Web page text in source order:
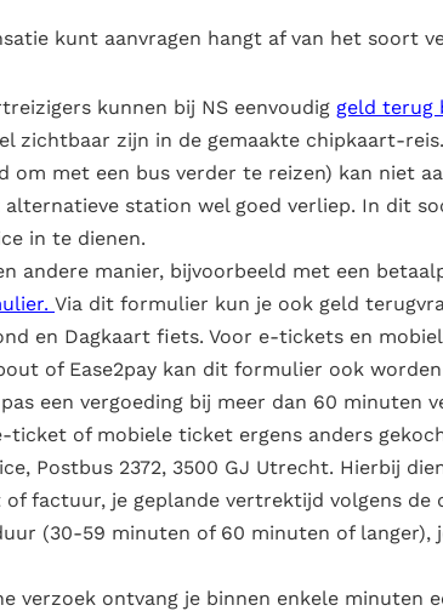
kunt aanvragen hangt af van het soort
kunnen bij NS eenvoudig geld terug
zichtbaar zijn in de gemaakte chipkaart-
om met een bus verder te reizen) kan niet
alternatieve station wel goed verliep. In dit
in te dienen.
andere manier, bijvoorbeeld met een
. Via dit formulier kun je ook geld
en Dagkaart fiets. Voor e-tickets en
of Ease2pay kan dit formulier ook
een vergoeding bij meer dan 60 minuten
ticket of mobiele ticket ergens anders
Postbus 2372, 3500 GJ Utrecht. Hierbij
factuur, je geplande vertrektijd volgens
(30-59 minuten of 60 minuten of langer),
verzoek ontvang je binnen enkele minuten